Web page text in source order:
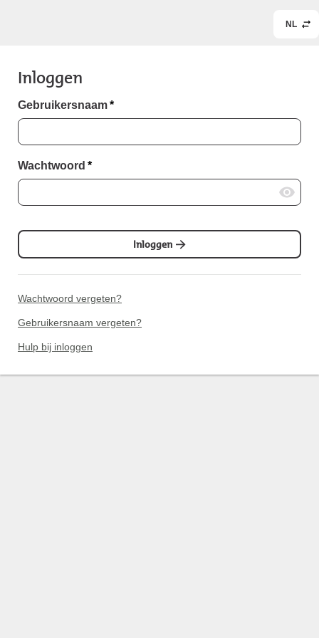
NL
Inloggen
Gebruikersnaam*
Wachtwoord *
Inloggen
Wachtwoord vergeten?
Gebruikersnaam vergeten?
Hulp bij inloggen